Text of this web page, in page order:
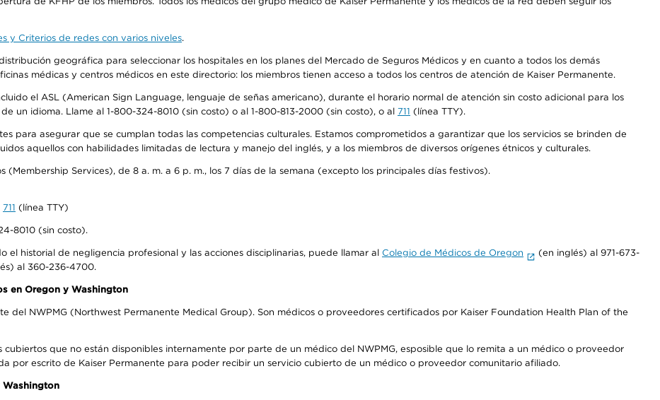
y Criterios de redes con varios niveles.
geográfica para seleccionar los hospitales en los planes del Mercado de Seguros Médicos y en cuanto a todos los demás
médicas y centros médicos en este directorio: los miembros tienen acceso a todos los centros de atención de Kaiser Permanente.
el ASL (American Sign Language, lenguaje de señas americano), durante el horario normal de atención sin costo adicional para los
un idioma. Llame al 1-800-324-8010 (sin costo) o al 1-800-813-2000 (sin costo), o al 711 (línea TTY).
para asegurar que se cumplan todas las competencias culturales. Estamos comprometidos a garantizar que los servicios se brinden de
aquellos con habilidades limitadas de lectura y manejo del inglés, y a los miembros de diversos orígenes étnicos y culturales.
(Membership Services), de 8 a. m. a 6 p. m., los 7 días de la semana (excepto los principales días festivos).
711 (línea TTY)
8010 (sin costo).
el historial de negligencia profesional y las acciones disciplinarias, puede llamar al Colegio de Médicos de Oregon
(en inglés) al 971-673-
al 360-236-4700.
en Oregon y Washington
del NWPMG (Northwest Permanente Medical Group). Son médicos o proveedores certificados por Kaiser Foundation Health Plan of the
cubiertos que no están disponibles internamente por parte de un médico del NWPMG, esposible que lo remita a un médico o proveedor
por escrito de Kaiser Permanente para poder recibir un servicio cubierto de un médico o proveedor comunitario afiliado.
Washington